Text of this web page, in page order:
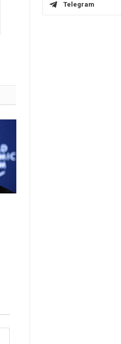
Telegram